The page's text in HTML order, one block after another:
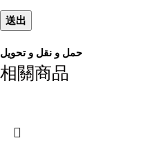
حمل و نقل و تحویل
相關商品